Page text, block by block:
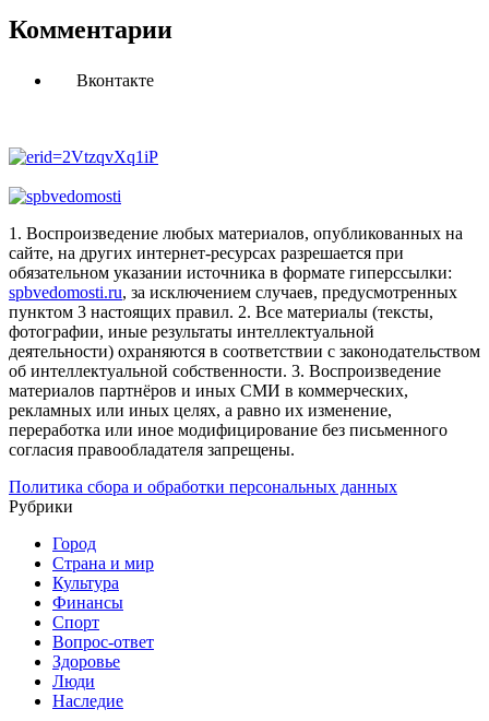
Комментарии
Вконтакте
1. Воспроизведение любых материалов, опубликованных на
сайте, на других интернет-ресурсах разрешается при
обязательном указании источника в формате гиперссылки:
spbvedomosti.ru, за исключением случаев, предусмотренных
пунктом 3 настоящих правил. 2. Все материалы (тексты,
фотографии, иные результаты интеллектуальной
деятельности) охраняются в соответствии с законодательством
об интеллектуальной собственности. 3. Воспроизведение
материалов партнёров и иных СМИ в коммерческих,
рекламных или иных целях, а равно их изменение,
переработка или иное модифицирование без письменного
согласия правообладателя запрещены.
Политика сбора и обработки персональных данных
Рубрики
Город
Страна и мир
Культура
Финансы
Спорт
Вопрос-ответ
Здоровье
Люди
Наследие